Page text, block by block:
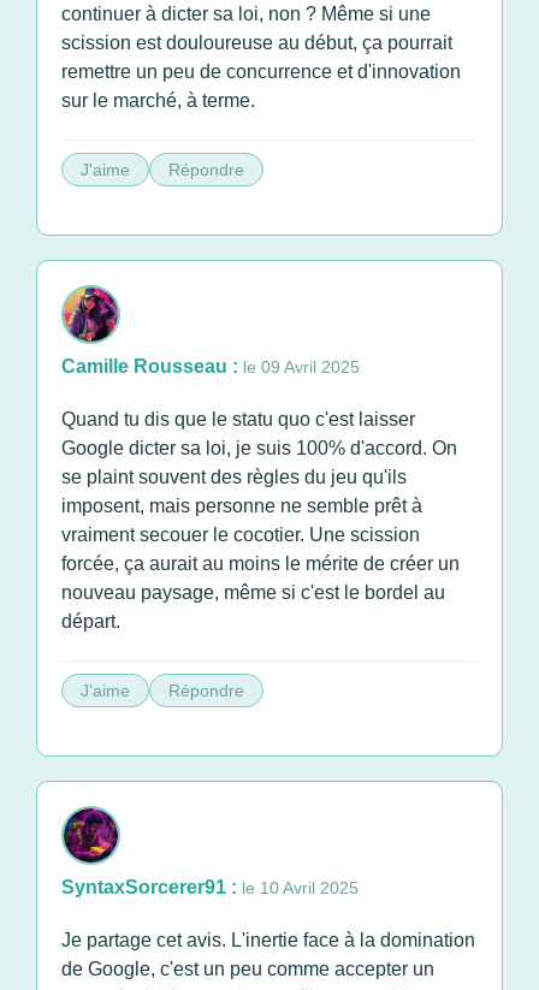
continuer à dicter sa loi, non ? Même si une
scission est douloureuse au début, ça pourrait
remettre un peu de concurrence et d'innovation
sur le marché, à terme.
J'aime Répondre
Camille Rousseau : le 09 Avril 2025
Quand tu dis que le statu quo c'est laisser
Google dicter sa loi, je suis 100% d'accord. On
se plaint souvent des règles du jeu qu'ils
imposent, mais personne ne semble prêt à
vraiment secouer le cocotier. Une scission
forcée, ça aurait au moins le mérite de créer un
nouveau paysage, même si c'est le bordel au
départ.
J'aime Répondre
SyntaxSorcerer91 : le 10 Avril 2025
Je partage cet avis. L'inertie face à la domination
de Google, c'est un peu comme accepter un